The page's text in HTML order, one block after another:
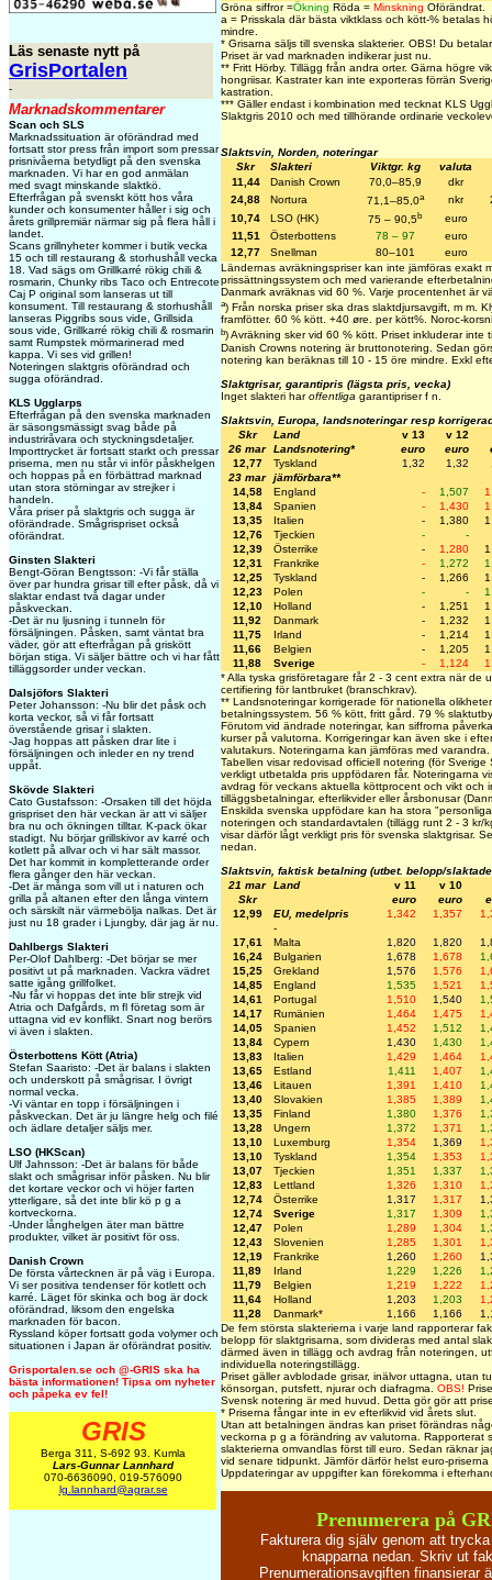
Läs senaste nytt på
GrisPortalen
-
Marknadskommentarer
Scan och SLS
Marknadssituation är oförändrad med
fortsatt stor press från import som pressar
prisnivåerna betydligt på den svenska
marknaden. Vi har en god anmälan
med svagt minskande slaktkö.
Efterfrågan på svenskt kött hos våra
kunder och konsumenter håller i sig och
årets grillpremiär närmar sig på flera håll i
landet.
Scans grillnyheter kommer i butik vecka
15 och till restaurang & storhushåll vecka
18. Vad sägs om Grillkarré rökig chili &
rosmarin, Chunky ribs Taco och Entrecote
Caj P original som lanseras ut till
konsument. Till restaurang & storhushåll
lanseras Piggribs sous vide, Grillsida
sous vide, Grillkarré rökig chili & rosmarin
samt Rumpstek mörmarinerad med
kappa. Vi ses vid grillen!
Noteringen slaktgris oförändrad och
sugga oförändrad.
KLS Ugglarps
Efterfrågan på den svenska marknaden
är säsongsmässigt svag både på
industriråvara och styckningsdetaljer.
Importtrycket är fortsatt starkt och pressar
priserna, men nu står vi inför påskhelgen
och hoppas på en förbättrad marknad
utan stora störningar av strejker i
handeln.
Våra priser på slaktgris och sugga är
oförändrade. Smågrispriset också
oförändrat.
Ginsten Slakteri
Bengt-Göran Bengtsson: -Vi får ställa
över par hundra grisar till efter påsk, då vi
slaktar endast två dagar under
påskveckan.
-Det är nu ljusning i tunneln för
försäljningen. Påsken, samt väntat bra
väder, gör att efterfrågan på griskött
början stiga. Vi säljer bättre och vi har fått
tilläggsorder under veckan.
Dalsjöfors Slakteri
Peter Johansson: -Nu blir det påsk och
korta veckor, så vi får fortsatt
överstående grisar i slakten.
-Jag hoppas att påsken drar lite i
försäljningen och inleder en ny trend
uppåt.
Skövde Slakteri
Cato Gustafsson: -Orsaken till det höjda
grispriset den här veckan är att vi säljer
bra nu och ökningen tilltar. K-pack ökar
stadigt. Nu börjar grillskivor av karré och
kotlett på allvar och vi har sält massor.
Det har kommit in kompletterande order
flera gånger den här veckan.
-Det är många som vill ut i naturen och
grilla på altanen efter den långa vintern
och särskilt när värmebölja nalkas. Det är
just nu 18 grader i Ljungby, där jag är nu.
Dahlbergs Slakteri
Per-Olof Dahlberg: -Det börjar se mer
positivt ut på marknaden. Vackra vädret
satte igång grillfolket.
-Nu får vi hoppas det inte blir strejk vid
Atria och Dafgårds, m fl företag som är
uttagna vid ev konflikt. Snart nog berörs
vi även i slakten.
Österbottens Kött (Atria)
Stefan Saaristo: -Det är balans i slakten
och underskott på smågrisar. I övrigt
normal vecka.
-Vi väntar en topp i försäljningen i
påskveckan. Det är ju längre helg och filé
och ädlare detaljer säljs mer.
LSO (HKScan)
Ulf Jahnsson: -Det är balans för både
slakt och smågrisar inför påsken. Nu blir
det kortare veckor och vi höjer farten
ytterligare, så det inte blir kö p g a
kortveckorna.
-Under långhelgen äter man bättre
produkter, vilket är positivt för oss.
Danish Crown
De första vårtecknen är på väg i Europa.
Vi ser positiva tendenser för kotlett och
karré. Läget för skinka och bog är dock
oförändrad, liksom den engelska
marknaden för bacon.
Ryssland köper fortsatt goda volymer och
situationen i Japan är oförändrat positiv.
Grisportalen.se och @-GRIS ska ha
bästa informationen! Tipsa om nyheter
och påpeka ev fel!
GRIS
Berga 311, S-692 93. Kumla
Lars-Gunnar Lannhard
070-6636090, 019-576090
lg.lannhard@agrar.se
Gröna siffror =Ökning Röda = Minskning Oförändrat.
a = Prisskala där bästa viktklass och kött-% betalas
mindre.
* Grisarna säljs till svenska slakterier. OBS! Du
Priset är vad marknaden indikerar just nu.
** Fritt Hörby. Tillägg från andra orter. Gärna högre
hongriisar. Kastrater kan inte exporteras förrän
kastration.
*** Gäller endast i kombination med tecknat KLS
Slaktgris 2010 och med tillhörande ordinarie
Slaktsvin, Norden, noteringar
Skr
Slakteri Viktgr. kg
valuta
11,44
Danish Crown 70,0–85,9
dkr
24,88
Nortura 71,1–85,0a nkr
10,74
LSO (HK) 75 – 90,5b
euro
11,51
Österbottens 78 – 97
euro
12,77
Snellman 80–101
euro
Ländernas avräkningspriser kan inte jämföras exakt
prissättningssystem och med varierande
Danmark avräknas vid 60 %. Varje procentenhet är
a) Från norska priser ska dras slaktdjursavgift, m m.
framfötter. 60 % kött. +40 øre. per kött%. Noroc-
b) Avräkning sker vid 60 % kött. Priset inkluderar inte
Danish Crowns notering är bruttonotering. Sedan
notering kan beräknas till 10 - 15 öre mindre. Exkl
Slaktgrisar, garantipris (lägsta pris, vecka)
Inget slakteri haroffentliga garantipriser f n.
Slaktsvin, Europa, landsnoteringar resp
Skr
Land v 13
v 12
26 mar
Landsnotering* euro euro
12,77
Tyskland 1,32 1,32
23 mar
jämförbara**
14,58
England - 1,507
13,84
Spanien - 1,430
13,35
Italien - 1,380
12,76
Tjeckien -
-
12,39
Österrike - 1,280
12,31
Frankrike - 1,272
12,25
Tyskland - 1,266
12,23
Polen - -
12,10
Holland - 1,251
11,92
Danmark - 1,232
11,75
Irland - 1,214
11,66
Belgien - 1,205
11,88
Sverige - 1,124
* Alla tyska grisföretagare får 2 - 3 cent extra när de
certifiering för lantbruket (branschkrav).
** Landsnoteringar korrigerade för nationella
betalningssystem. 56 % kött, fritt gård. 79 %
Förutom vid ändrade noteringar, kan siffrorna
kurser på valutorna. Korrigeringar kan även ske i
valutakurs. Noteringarna kan jämföras med
Tabellen visar redovisad officiell notering (för Sverige
verkligt utbetalda pris uppfödaren får. Noteringarna
avdrag för veckans aktuella köttprocent och vikt och
tilläggsbetalningar, efterlikvider eller årsbonusar
Enskilda svenska uppfödare kan ha stora
noteringen och standardavtalen (tillägg runt 2 - 3 kr/
visar därför lågt verkligt pris för svenska slaktgrisar.
nedan.
Slaktsvin, faktisk betalning (utbet. belopp/
21 mar
Land v 11
v 10
Skr
euro euro
12,99
EU, medelpris 1,342 1,357
-
17,61
Malta 1,820 1,820
16,24
Bulgarien 1,678 1,678
15,25
Grekland 1,576 1,576
14,85
England 1,535 1,521
14,61
Portugal 1,510 1,540
14,17
Rumänien 1,464 1,475
14,05
Spanien 1,452 1,512
13,84
Cypern 1,430 1,430
13,83
Italien 1,429 1,464
13,65
Estland 1,411 1,407
13,46
Litauen 1,391 1,410
13,40
Slovakien 1,385 1,389
13,35
Finland 1,380 1,376
13,28
Ungern 1,372 1,371
13,10
Luxemburg 1,354 1,369
13,10
Tyskland 1,354 1,353
13,07
Tjeckien 1,351 1,337
12,83
Lettland 1,326 1,310
12,74
Österrike 1,317 1,317
12,74
Sverige 1,317 1,309
12,47
Polen 1,289 1,304
12,43
Slovenien 1,285 1,301
12,19
Frankrike 1,260 1,260
11,89
Irland 1,229 1,226
11,79
Belgien 1,219 1,222
11,64
Holland 1,203 1,203
11,28
Danmark* 1,166 1,166
De fem största slakterierna i varje land rapporterar
belopp för slaktgrisarna, som divideras med antal
därmed även in tillägg och avdrag från noteringen,
individuella noteringstillägg.
Priset gäller avblodade grisar, inälvor uttagna, utan
könsorgan, putsfett, njurar och diafragma. OBS!
Svensk notering är med huvud. Detta gör gör att
* Priserna fångar inte in ev efterlikvid vid årets slut.
Utan att betalningen ändras kan priset förändras
veckorna p g a förändring av valutorna. Rapporterat
slakterierna omvandlas först till euro. Sedan räknar
vid senare tidpunkt. Jämför därför helst euro-priserna
Uppdateringar av uppgifter kan förekomma i
Prenumerera på
Fakturera dig själv genom att
knapparna nedan. Skriv ut
Prenumerationsavgiften finansierar